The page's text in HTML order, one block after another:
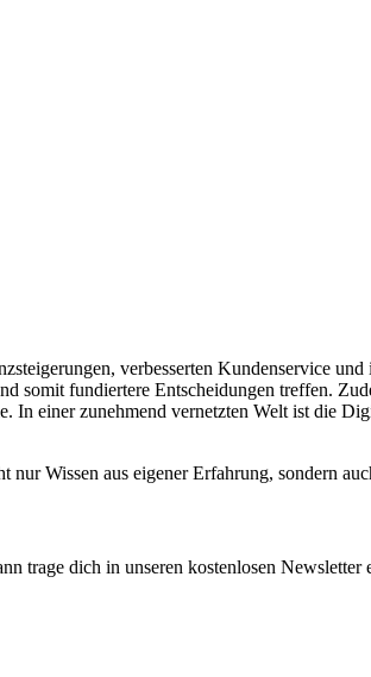
verbesserten Kundenservice
somit fundiertere Entscheidungen treffen.
In einer zunehmend vernetzten Welt ist die
nur Wissen aus eigener Erfahrung, sondern
trage dich in unseren kostenlosen